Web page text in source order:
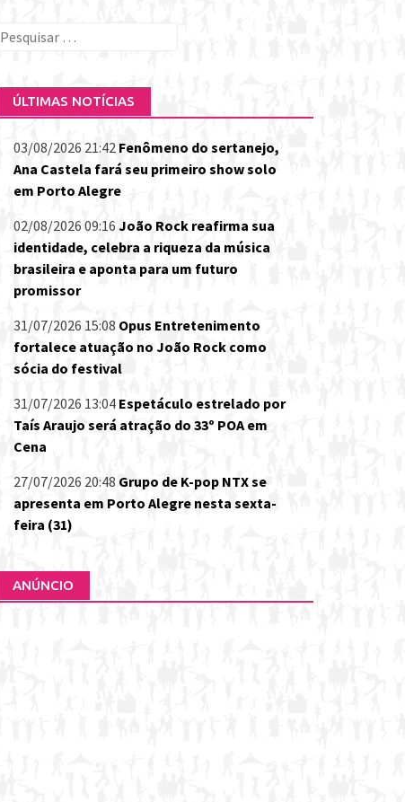
Pesquisar
ÚLTIMAS NOTÍCIAS
03/08/2026 21:42 Fenômeno do sertanejo,
Ana Castela fará seu primeiro show solo
em Porto Alegre
02/08/2026 09:16 João Rock reafirma sua
identidade, celebra a riqueza da música
brasileira e aponta para um futuro
promissor
31/07/2026 15:08 Opus Entretenimento
fortalece atuação no João Rock como
sócia do festival
31/07/2026 13:04 Espetáculo estrelado por
Taís Araujo será atração do 33º POA em
Cena
27/07/2026 20:48 Grupo de K-pop NTX se
apresenta em Porto Alegre nesta sexta-
feira (31)
ANÚNCIO